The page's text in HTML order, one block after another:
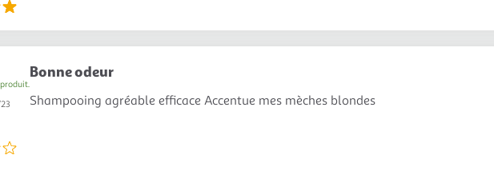
Bonne odeur
Shampooing agréable efficace Accentue mes mèches blondes